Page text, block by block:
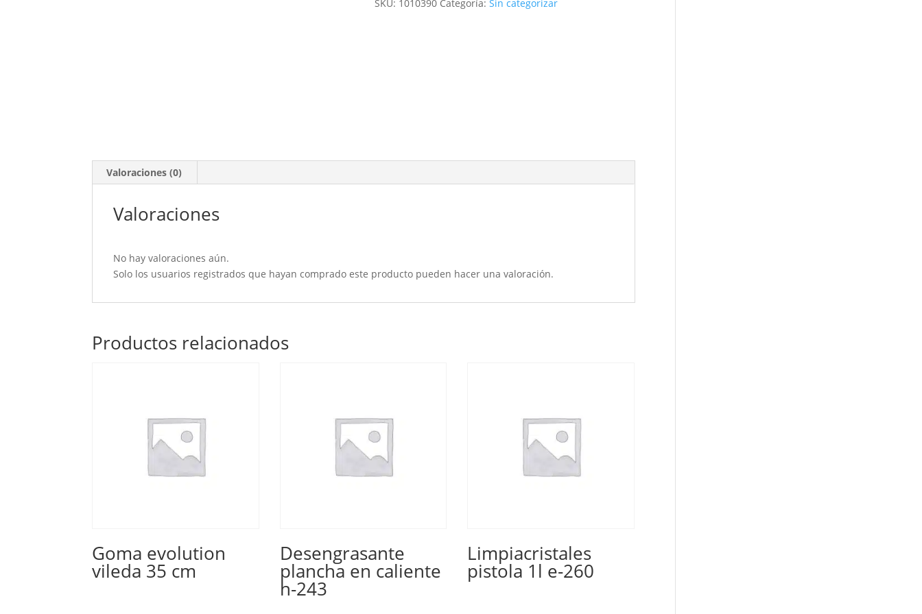
SKU: 1010390 Categoría:Sin categorizar
Valoraciones (0)
Valoraciones
No hay valoraciones aún.
Solo los usuarios registrados que hayan comprado este producto pueden hacer una valoración.
Productos relacionados
Goma evolution
vileda 35 cm
Desengrasante
plancha en caliente
h-243
Limpiacristales
pistola 1l e-260